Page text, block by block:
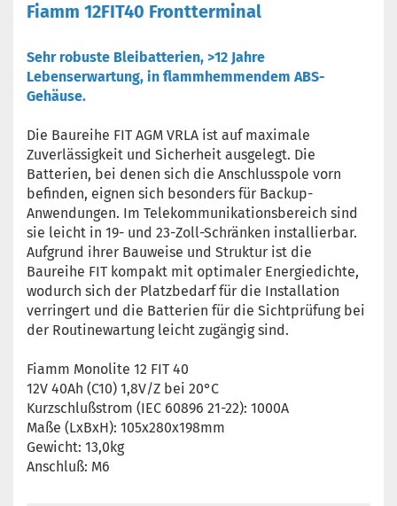
Fiamm 12FIT40 Frontterminal
Sehr robuste Bleibatterien, >12 Jahre
Lebenserwartung, in flammhemmendem ABS-
Gehäuse.
Die Baureihe FIT AGM VRLA ist auf maximale
Zuverlässigkeit und Sicherheit ausgelegt. Die
Batterien, bei denen sich die Anschlusspole vorn
befinden, eignen sich besonders für Backup-
Anwendungen. Im Telekommunikationsbereich sind
sie leicht in 19- und 23-Zoll-Schränken installierbar.
Aufgrund ihrer Bauweise und Struktur ist die
Baureihe FIT kompakt mit optimaler Energiedichte,
wodurch sich der Platzbedarf für die Installation
verringert und die Batterien für die Sichtprüfung bei
der Routinewartung leicht zugängig sind.
Fiamm Monolite 12 FIT 40
12V 40Ah (C10) 1,8V/Z bei 20°C
Kurzschlußstrom (IEC 60896 21-22): 1000A
Maße (LxBxH): 105x280x198mm
Gewicht: 13,0kg
Anschluß: M6